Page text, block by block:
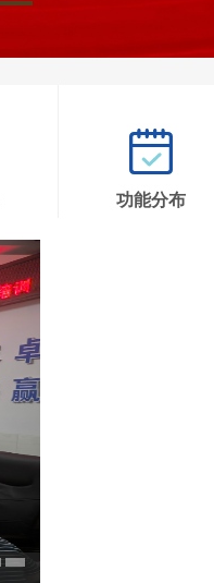
功能分布
4